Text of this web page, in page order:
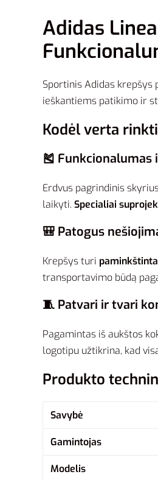
Adidas
Sportinis Adidas krepšys
ieškantiems patikimo ir
Kodėl verta
🎽 Funkcionalumas
Erdvus pagrindinis
laikyti. Specialiai
🎒 Patogus
Krepšys turi
transportavimo būdą
🧵 Patvari ir tvari
Pagamintas iš aukštos
logotipu užtikrina, kad
Produkto
Savybė
Gamintojas
Modelis